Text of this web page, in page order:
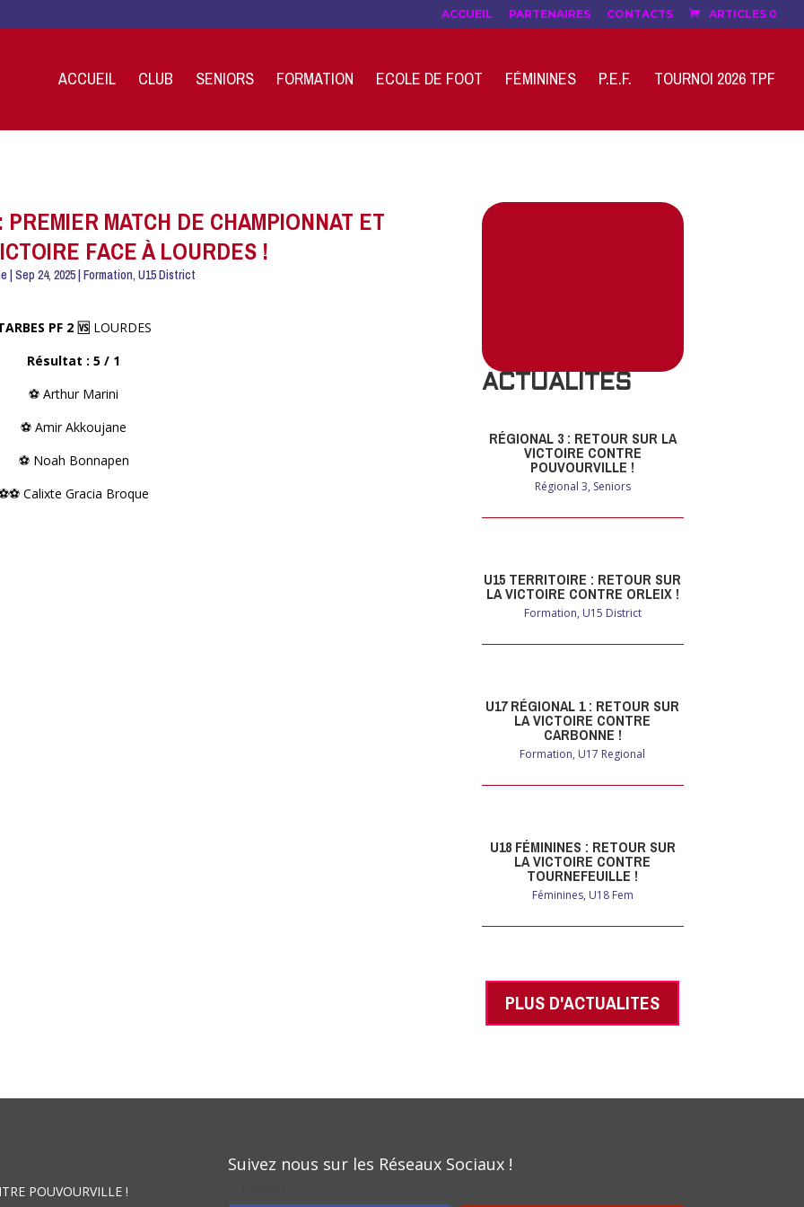
ACCUEIL PARTENAIRES CONTACTS ARTICLES 0
ACCUEIL CLUB SENIORS FORMATION ECOLE DE FOOT FÉMININES P.E.F. TOURNOI 2026 TPF
MATCH DE CHAMPIONNAT ET
FACE À LOURDES !
| Sep 24, 2025| Formation, U15 District
PF 2 🆚 LOURDES
Résultat : 5 / 1
⚽️ Arthur Marini
⚽️ Amir Akkoujane
⚽️ Noah Bonnapen
Calixte Gracia Broque
ACTUALITES
RÉGIONAL 3 : RETOUR SUR LA
VICTOIRE CONTRE
POUVOURVILLE !
Régional 3, Seniors
U15 TERRITOIRE : RETOUR SUR
LA VICTOIRE CONTRE ORLEIX !
Formation, U15 District
U17 RÉGIONAL 1 : RETOUR SUR
LA VICTOIRE CONTRE
CARBONNE !
Formation, U17 Regional
U18 FÉMININES : RETOUR SUR
LA VICTOIRE CONTRE
TOURNEFEUILLE !
Féminines, U18 Fem
PLUS D'ACTUALITES
POUVOURVILLE !
Suivez nous sur les Réseaux Sociaux !